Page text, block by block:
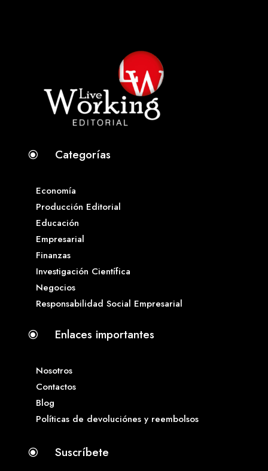
\ Categorías
Economía
Producción Editorial
Educación
Empresarial
Finanzas
Investigación Científica
Negocios
Responsabilidad Social Empresarial
\ Enlaces importantes
Nosotros
Contactos
Blog
Políticas de devoluciónes y reembolsos
\ Suscríbete